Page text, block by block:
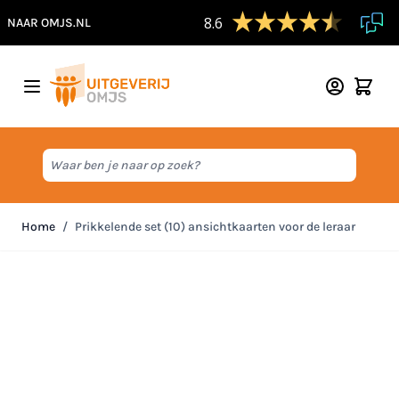
NAAR OMJS.NL 8.6
Waar ben je naar op zoek?
Home / Prikkelende set (10) ansichtkaarten voor de leraar